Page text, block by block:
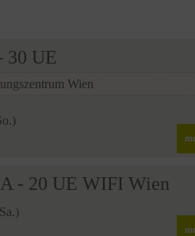
30 UE
Wien
- 20 UE WIFI Wien